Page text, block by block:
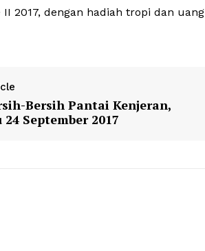
2017, dengan hadiah tropi dan uang
Bersih Pantai Kenjeran,
September 2017